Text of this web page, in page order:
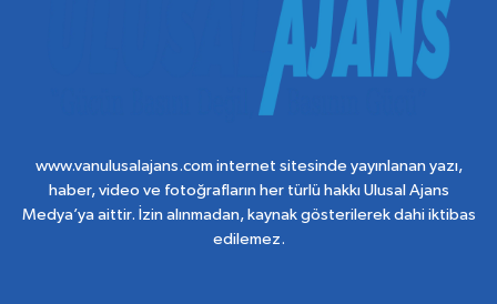
www.vanulusalajans.com internet sitesinde yayınlanan yazı,
haber, video ve fotoğrafların her türlü hakkı Ulusal Ajans
Medya’ya aittir. İzin alınmadan, kaynak gösterilerek dahi iktibas
edilemez.